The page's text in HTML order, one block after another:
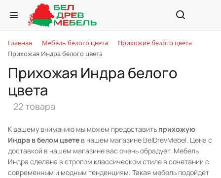
Главная Мебель белого цвета
Прихожие белого цвета
Прихожая Индра белого цвета
Прихожая Индра белого
цвета
22 товара
К вашему вниманию мы можем предоставить прихожую
Индра в белом цвете в нашем магазине BelDrevMebel. Цена с
доставкой в нашем магазине вас очень обрадует. Мебель
Индра сделана в строгом классическом стиле в сочетании с
современным и модным тенденциям. Такая мебель подойдет